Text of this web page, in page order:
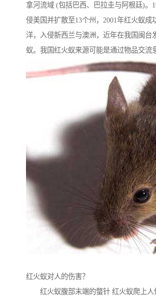
拿河流域 (包括巴西、巴拉圭与阿根廷)。
侵美国并扩散至13个州，2001年红火蚁成
洋，入侵新西兰与澳洲，近年在我国闽台
蚁。我国红火蚁来源可能是通过物品交流
红火蚁对人的伤害？
红火蚁腹部末端的螫针 红火蚁爬上人